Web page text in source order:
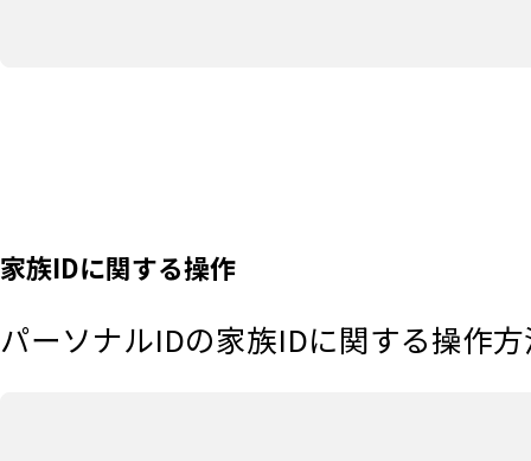
家族IDに関する操作
パーソナルIDの家族IDに関する操作